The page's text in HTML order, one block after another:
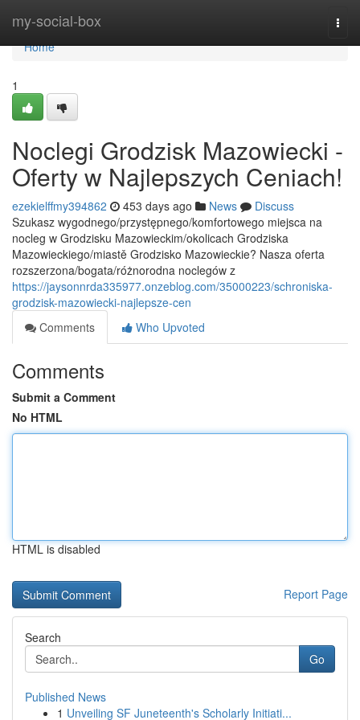
my-social-box
Home
Home
1
Noclegi Grodzisk Mazowiecki -
Oferty w Najlepszych Ceniach!
ezekielffmy394862 453 days ago News
Discuss
Szukasz wygodnego/przystępnego/komfortowego miejsca na
nocleg w Grodzisku Mazowieckim/okolicach Grodziska
Mazowieckiego/miastě Grodzisko Mazowieckie? Nasza oferta
rozszerzona/bogata/różnorodna noclegów z
https://jaysonnrda335977.onzeblog.com/35000223/schroniska-
grodzisk-mazowiecki-najlepsze-cen
Comments
Who Upvoted
Comments
Submit a Comment
No HTML
HTML is disabled
Report Page
Search
Go
Published News
1 Unveiling SF Juneteenth's Scholarly Initiati...